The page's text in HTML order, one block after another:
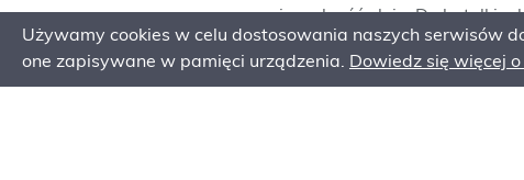
mieszalność oleju. Do butelki
wstrząśnięciu spieniły się.
Teraz, gdy już sprawdziłeś
Używamy cookies w celu dostosowania naszych serwisów
one zapisywane w pamięci urządzenia. Dowiedz się więcej